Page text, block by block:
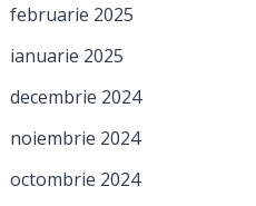
februarie 2025
ianuarie 2025
decembrie 2024
noiembrie 2024
octombrie 2024